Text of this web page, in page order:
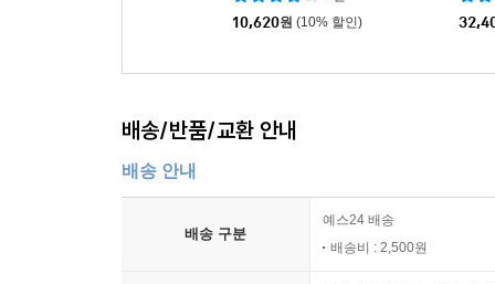
10,620원 (10% 할인)
배송/반품/교환 안내
배송 안내
배송 구분
예스24 배송
배송비 : 2,500원